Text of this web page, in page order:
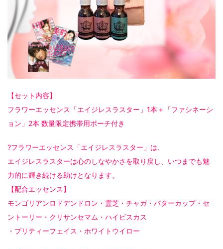
【セット内容】
フラワーエッセンス「エイジレスラスター」1本＋「ファシネーシ
ョン」2本 数量限定携帯用ポーチ付き
?フラワーエッセンス「エイジレスラスター」は、
エイジレスラスターは心のしなやかさを取り戻し、いつまでも魅
力的に輝き続ける助けとなります。
【配合エッセンス】
モンゴリアンロドデンドロン・霊芝・チャガ・バターカップ・セ
ントーリー・クリサンセマム・ハイビスカス
・プリティーフェイス・ホワイトウイロー